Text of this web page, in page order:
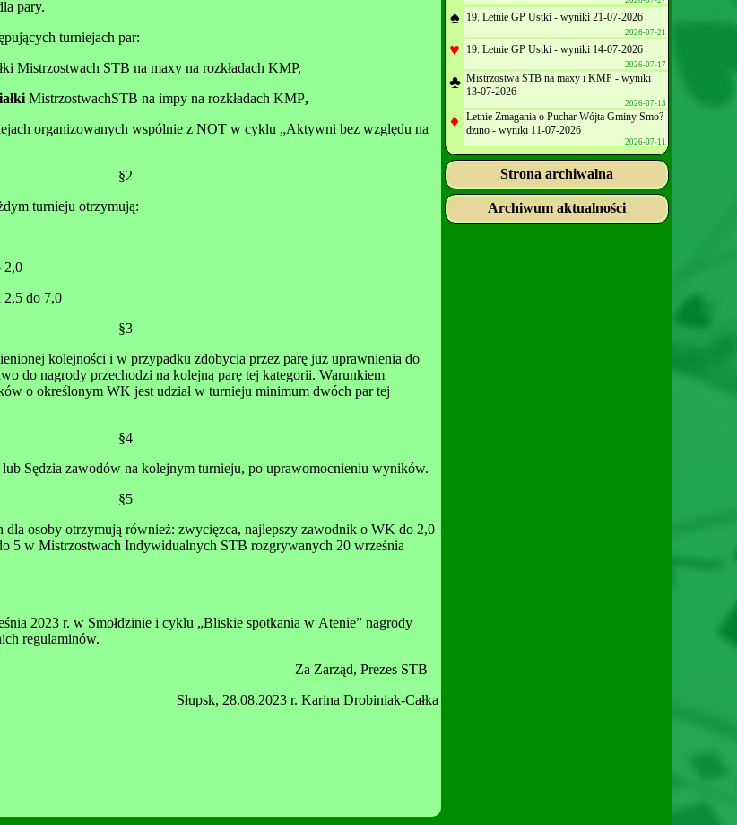
pary.
turniejach par:
Mistrzostwach STB na maxy na rozkładach KMP,
MistrzostwachSTB na impy na rozkładach KMP,
organizowanych wspólnie z NOT w cyklu „Aktywni bez względu na
§2
turnieju otrzymują:
2,0
2,5 do 7,0
§3
kolejności i w przypadku zdobycia przez parę już uprawnienia do
do nagrody przechodzi na kolejną parę tej kategorii. Warunkiem
o określonym WK jest udział w turnieju minimum dwóch par tej
§4
Sędzia zawodów na kolejnym turnieju, po uprawomocnieniu wyników.
§5
dla osoby otrzymują również: zwycięzca, najlepszy zawodnik o WK do 2,0
5 w Mistrzostwach Indywidualnych STB rozgrywanych 20 września
2023 r. w Smołdzinie i cyklu „Bliskie spotkania w Atenie” nagrody
regulaminów.
Za Zarząd, Prezes STB
Słupsk, 28.08.2023 r. Karina Drobiniak-Całka
♠ 19. Letnie GP Ustki - wyniki 21-07-2026
2026-07-21
♥ 19. Letnie GP Ustki - wyniki 14-07-2026
2026-07-17
♣ Mistrzostwa STB na maxy i KMP - wyniki
13-07-2026
2026-07-13
♦ Letnie Zmagania o Puchar Wójta Gminy Smo?
dzino - wyniki 11-07-2026
2026-07-11
Strona archiwalna
Archiwum aktualności